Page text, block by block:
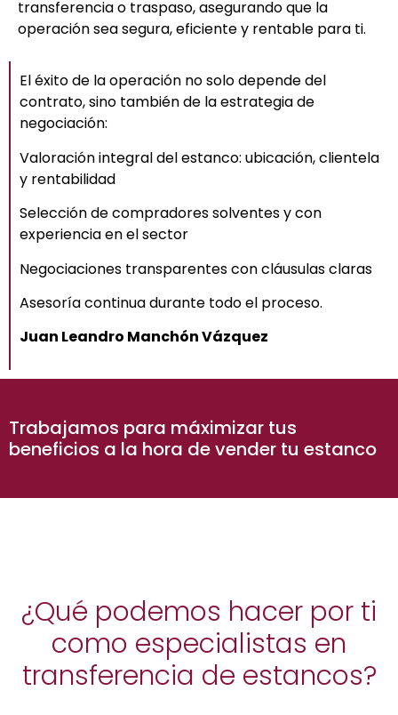
transferencia o traspaso, asegurando que la
operación sea segura, eficiente y rentable para ti.
El éxito de la operación no solo depende del
contrato, sino también de la estrategia de
negociación:
Valoración integral del estanco: ubicación, clientela
y rentabilidad
Selección de compradores solventes y con
experiencia en el sector
Negociaciones transparentes con cláusulas claras
Asesoría continua durante todo el proceso.
Juan Leandro Manchón Vázquez
Trabajamos para máximizar tus
beneficios a la hora de vender tu estanco
¿Qué podemos hacer por ti
como especialistas en
transferencia de estancos?